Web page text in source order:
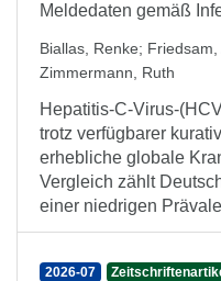
Meldedaten gemäß
Biallas, Renke; Friedsam,
Zimmermann, Ruth
Hepatitis-C-Virus-
trotz verfügbarer
erhebliche globale
Vergleich zählt
einer niedrigen
2026-07